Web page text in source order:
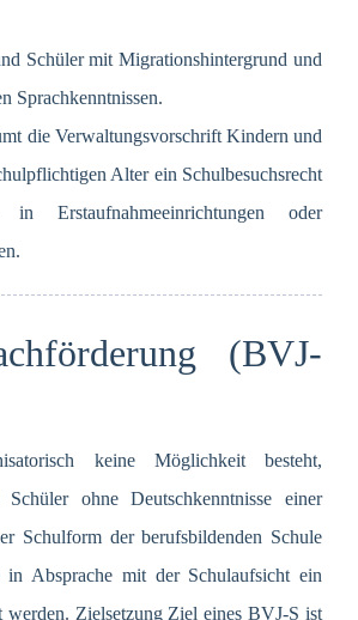
Schüler mit Migrationshintergrund und
Sprachkenntnissen.
die Verwaltungsvorschrift Kindern und
Alter ein Schulbesuchsrecht
Erstaufnahmeeinrichtungen oder
(BVJ-
keine Möglichkeit besteht,
Schüler ohne Deutschkenntnisse einer
Schulform der berufsbildenden Schule
in Absprache mit der Schulaufsicht ein
werden. Zielsetzung Ziel eines BVJ-S ist